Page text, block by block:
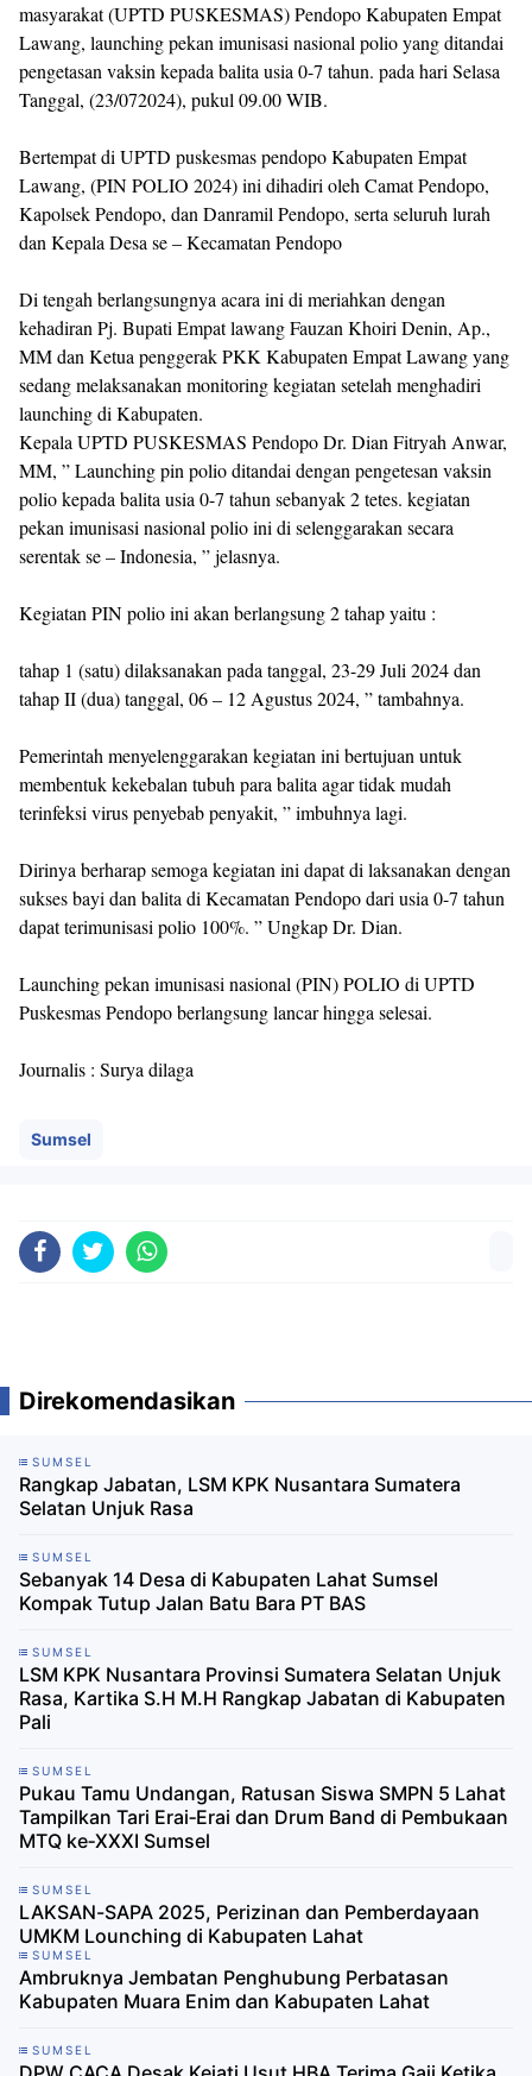
masyarakat (UPTD PUSKESMAS) Pendopo Kabupaten Empat
Lawang, launching pekan imunisasi nasional polio yang ditandai
pengetasan vaksin kepada balita usia 0-7 tahun. pada hari Selasa
Tanggal, (23/072024), pukul 09.00 WIB.
Bertempat di UPTD puskesmas pendopo Kabupaten Empat
Lawang, (PIN POLIO 2024) ini dihadiri oleh Camat Pendopo,
Kapolsek Pendopo, dan Danramil Pendopo, serta seluruh lurah
dan Kepala Desa se – Kecamatan Pendopo
Di tengah berlangsungnya acara ini di meriahkan dengan
kehadiran Pj. Bupati Empat lawang Fauzan Khoiri Denin, Ap.,
MM dan Ketua penggerak PKK Kabupaten Empat Lawang yang
sedang melaksanakan monitoring kegiatan setelah menghadiri
launching di Kabupaten.
Kepala UPTD PUSKESMAS Pendopo Dr. Dian Fitryah Anwar,
MM, ” Launching pin polio ditandai dengan pengetesan vaksin
polio kepada balita usia 0-7 tahun sebanyak 2 tetes. kegiatan
pekan imunisasi nasional polio ini di selenggarakan secara
serentak se – Indonesia, ” jelasnya.
Kegiatan PIN polio ini akan berlangsung 2 tahap yaitu :
tahap 1 (satu) dilaksanakan pada tanggal, 23-29 Juli 2024 dan
tahap II (dua) tanggal, 06 – 12 Agustus 2024, ” tambahnya.
Pemerintah menyelenggarakan kegiatan ini bertujuan untuk
membentuk kekebalan tubuh para balita agar tidak mudah
terinfeksi virus penyebab penyakit, ” imbuhnya lagi.
Dirinya berharap semoga kegiatan ini dapat di laksanakan dengan
sukses bayi dan balita di Kecamatan Pendopo dari usia 0-7 tahun
dapat terimunisasi polio 100%. ” Ungkap Dr. Dian.
Launching pekan imunisasi nasional (PIN) POLIO di UPTD
Puskesmas Pendopo berlangsung lancar hingga selesai.
Journalis : Surya dilaga
Sumsel
Direkomendasikan
SUMSEL
Rangkap Jabatan, LSM KPK Nusantara Sumatera
Selatan Unjuk Rasa
SUMSEL
Sebanyak 14 Desa di Kabupaten Lahat Sumsel
Kompak Tutup Jalan Batu Bara PT BAS
SUMSEL
LSM KPK Nusantara Provinsi Sumatera Selatan Unjuk
Rasa, Kartika S.H M.H Rangkap Jabatan di Kabupaten
Pali
SUMSEL
Pukau Tamu Undangan, Ratusan Siswa SMPN 5 Lahat
Tampilkan Tari Erai‑Erai dan Drum Band di Pembukaan
MTQ ke‑XXXI Sumsel
SUMSEL
LAKSAN-SAPA 2025, Perizinan dan Pemberdayaan
UMKM Lounching di Kabupaten Lahat
SUMSEL
Ambruknya Jembatan Penghubung Perbatasan
Kabupaten Muara Enim dan Kabupaten Lahat
SUMSEL